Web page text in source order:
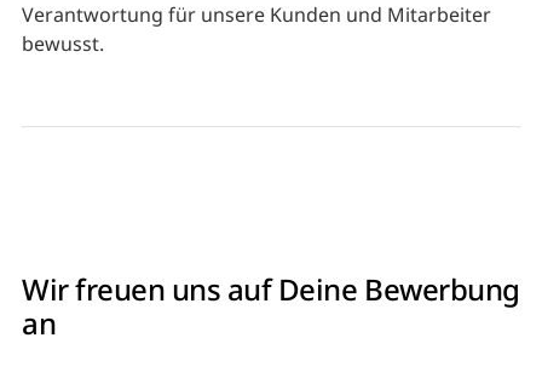
Verantwortung für unsere Kunden und Mitarbeiter
bewusst.
Wir freuen uns auf Deine Bewerbung
an